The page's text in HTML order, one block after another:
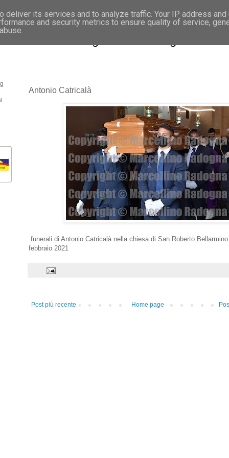
- Fotonotizie per la stampa
Antonio Catricalà
funerali di Antonio Catricalà nella chiesa di San Roberto
febbraio 2021
Post più recente Home page
its services and to analyze traffic. Your IP address and
and security metrics to ensure quality of service,